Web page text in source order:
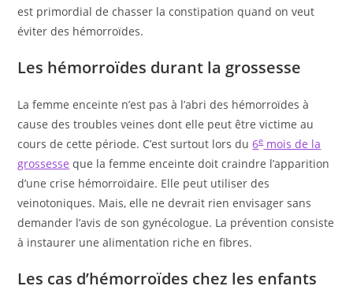
est primordial de chasser la constipation quand on veut
éviter des hémorroïdes.
Les hémorroïdes durant la grossesse
La femme enceinte n’est pas à l’abri des hémorroïdes à
cause des troubles veines dont elle peut être victime au
cours de cette période. C’est surtout lors du6emois de la
grossesse que la femme enceinte doit craindre l’apparition
d’une crise hémorroïdaire. Elle peut utiliser des
veinotoniques. Mais, elle ne devrait rien envisager sans
demander l’avis de son gynécologue. La prévention consiste
à instaurer une alimentation riche en fibres.
Les cas d’hémorroïdes chez les enfants